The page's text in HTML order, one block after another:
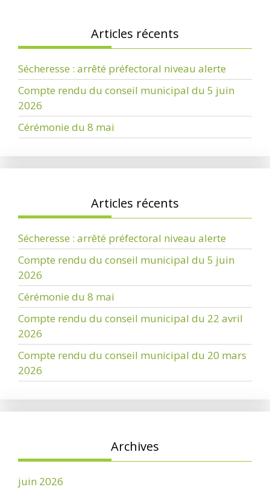
Articles récents
Sécheresse : arrêté préfectoral niveau alerte
Compte rendu du conseil municipal du 5 juin
2026
Cérémonie du 8 mai
Articles récents
Sécheresse : arrêté préfectoral niveau alerte
Compte rendu du conseil municipal du 5 juin
2026
Cérémonie du 8 mai
Compte rendu du conseil municipal du 22 avril
2026
Compte rendu du conseil municipal du 20 mars
2026
Archives
juin 2026